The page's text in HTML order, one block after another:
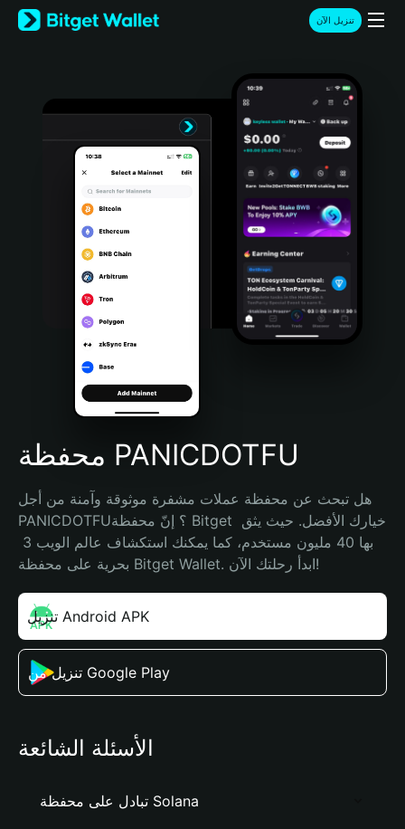
English
日本語
Türkçe
Português (Portugal)
Bahasa Indonesia
Português (Brasil)
Español (Argentina)
تنزيل الآن
محفظة PANICDOTFU
هل تبحث عن محفظة عملات مشفرة موثوقة وآمنة من أجل
PANICDOTFU؟ إنّ محفظة Bitget خيارك الأفضل. حيث يثق
بحرية على محفظة Bitget Wallet. ابدأ رحلتك الآن!
تنزيل Android APK
تنزيل من Google Play
الأسئلة الشائعة
تبادل على محفظة Solana